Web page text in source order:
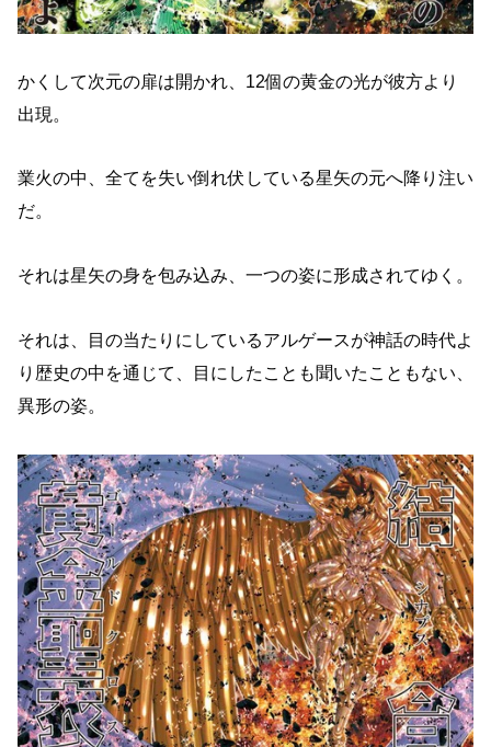
かくして次元の扉は開かれ、12個の黄金の光が彼方より
出現。
業火の中、全てを失い倒れ伏している星矢の元へ降り注い
だ。
それは星矢の身を包み込み、一つの姿に形成されてゆく。
それは、目の当たりにしているアルゲースが神話の時代よ
り歴史の中を通じて、目にしたことも聞いたこともない、
異形の姿。